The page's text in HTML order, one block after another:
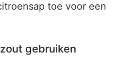
toe voor een
gebruiken